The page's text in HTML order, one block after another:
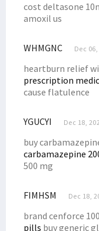
cost deltasone
amoxil us
WHMGNC Dec
heartburn relief
prescription
cause flatulence
YGUCYI Dec 18,
buy
carbamazepine
500 mg
FIMHSM Dec 18,
brand cenforce
pills buy generic